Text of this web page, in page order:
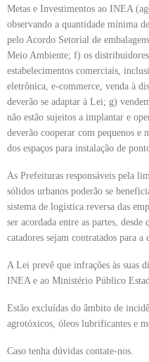
Metas e Investimentos ao INEA
observando a quantidade mínima
pelo Acordo Setorial de
Meio Ambiente; f) os
estabelecimentos comerciais,
eletrônica, e-commerce, venda à
deverão se adaptar à Lei; g)
não estão sujeitos a implantar e
deverão cooperar com pequenos e
dos espaços para instalação de
As Prefeituras responsáveis pela
sólidos urbanos poderão se
sistema de logística reversa das
ser acordada entre as partes, desde
catadores sejam contratados para
A Lei prevê que infrações às suas
INEA e ao Ministério Público
Estão excluídas do âmbito de
agrotóxicos, óleos lubrificantes e
Caso tenha dúvidas contate-nos.